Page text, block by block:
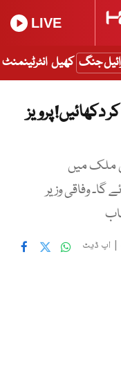
LIVE
جنگ کھیل انٹرٹینمنٹ
دکھائیں! پرویز
ملک میں
وفاقی وزیر
| اپ ڈیٹ